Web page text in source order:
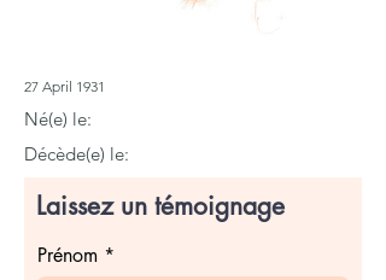
27 April 1931
Né(e) le:
Décède(e) le:
Laissez un témoignage
Prénom